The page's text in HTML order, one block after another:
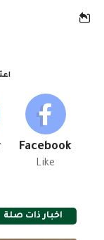
Facebook
Like
اخبار ذات صلة